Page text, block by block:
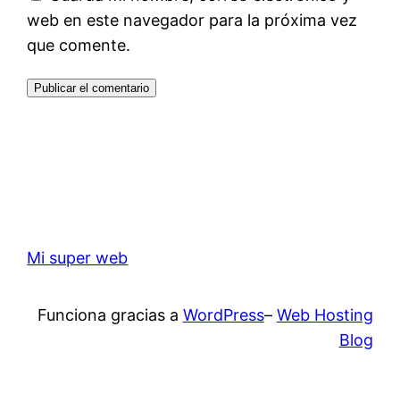
web en este navegador para la próxima vez
que comente.
Mi super web
Funciona gracias a WordPress– Web Hosting
Blog